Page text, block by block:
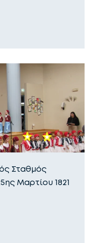
Σταθμός
Μαρτίου 1821